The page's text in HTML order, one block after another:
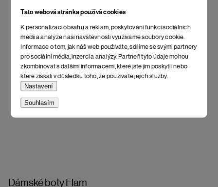
Tato webová stránka používá cookies
K personalizaci obsahu a reklam, poskytování funkcí sociálních
médií a analýze naší návštěvnosti využíváme soubory cookie.
Informace o tom, jak náš web používáte, sdílíme se svými partnery
pro sociální média, inzerci a analýzy. Partneři tyto údaje mohou
zkombinovat s dalšími informacemi, které jste jim poskytli nebo
které získali v důsledku toho, že používáte jejich služby.
Nastavení
Souhlasím
Dámské boty Flam